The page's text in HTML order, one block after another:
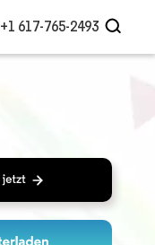
+1 617-765-2493